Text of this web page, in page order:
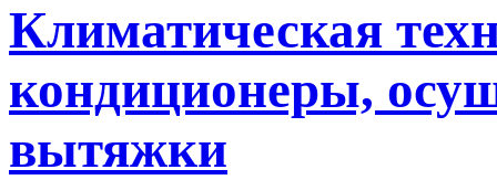
Климатическая
кондиционеры,
вытяжки